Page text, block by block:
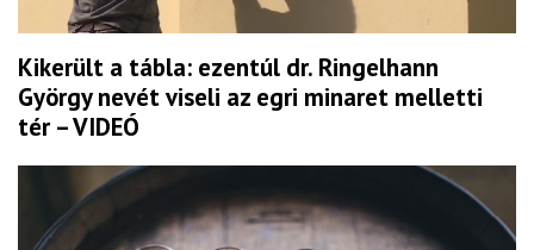
Kikerült a tábla: ezentúl dr. Ringelhann
György nevét viseli az egri minaret melletti
tér – VIDEÓ